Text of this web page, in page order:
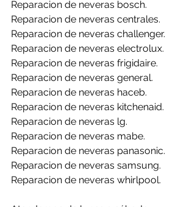
Reparacion de neveras bosch.
Reparacion de neveras centrales.
Reparacion de neveras challenger.
Reparacion de neveras electrolux.
Reparacion de neveras frigidaire.
Reparacion de neveras general.
Reparacion de neveras haceb.
Reparacion de neveras kitchenaid.
Reparacion de neveras lg.
Reparacion de neveras mabe.
Reparacion de neveras panasonic.
Reparacion de neveras samsung.
Reparacion de neveras whirlpool.